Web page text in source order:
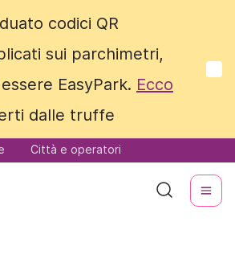
codici QR
sui parchimetri,
EasyPark. Ecco
dalle truffe
Città e operatori
codici QR
sui parchimetri,
EasyPark. Ecco
dalle truffe
Città e operatori